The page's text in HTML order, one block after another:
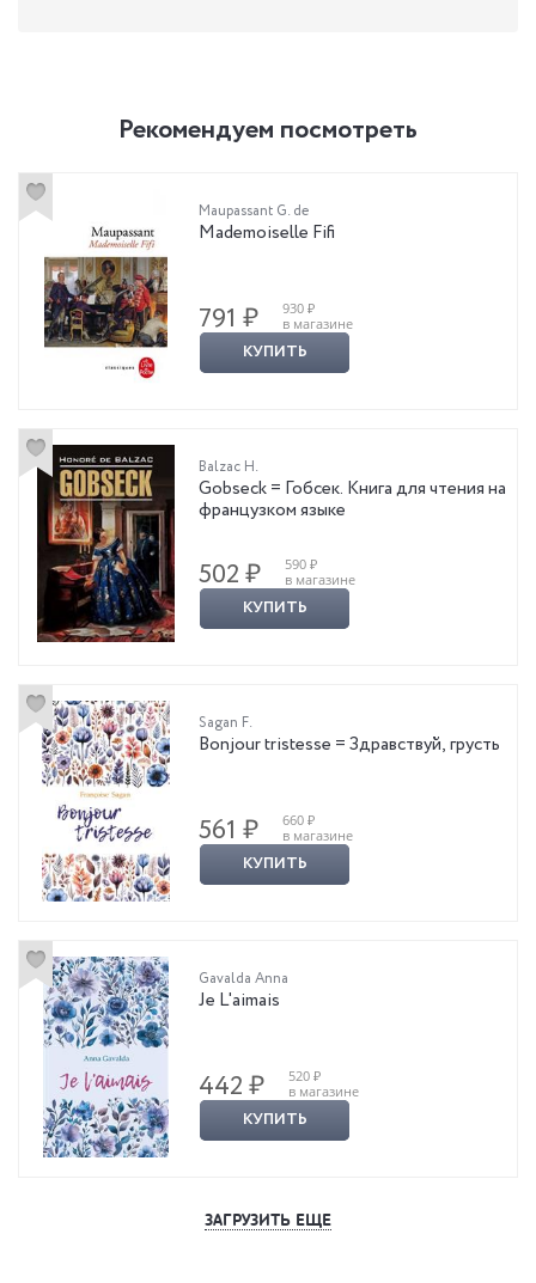
Рекомендуем посмотреть
Maupassant G. de
Mademoiselle Fifi
791 ₽
930 ₽
в магазине
КУПИТЬ
Balzac H.
Gobseck = Гобсек. Книга для чтения на
французком языке
502 ₽
590 ₽
в магазине
КУПИТЬ
Sagan F.
Bonjour tristesse = Здравствуй, грусть
561 ₽
660 ₽
в магазине
КУПИТЬ
Gavalda Anna
Je L'aimais
442 ₽
520 ₽
в магазине
КУПИТЬ
ЗАГРУЗИТЬ ЕЩЕ